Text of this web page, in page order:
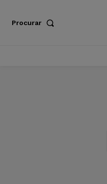
Procurar